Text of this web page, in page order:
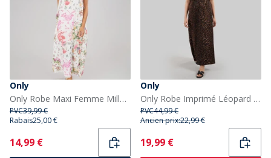
Only
Only Robe Maxi Femme Milla à Bretelles Cloud Dancer
PVC39,99 €
Rabais25,00 €
Current
14,99 €
Only
Only Robe Imprimé Léopard Femme Noir
PVC44,99 €
Ancien prix:22,99 €
Current
19,99 €